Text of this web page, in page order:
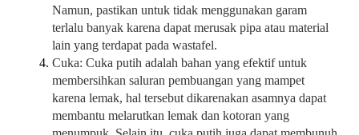
Namun, pastikan untuk tidak menggunakan garam
terlalu banyak karena dapat merusak pipa atau material
lain yang terdapat pada wastafel.
Cuka: Cuka putih adalah bahan yang efektif untuk
membersihkan saluran pembuangan yang mampet
karena lemak, hal tersebut dikarenakan asamnya dapat
membantu melarutkan lemak dan kotoran yang